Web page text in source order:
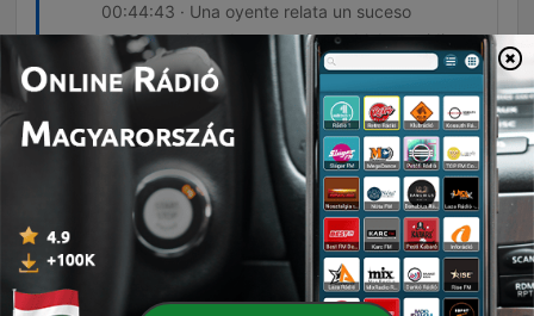
00:44:43 · Una oyente relata un suceso
paranormal donde una amiga hablaba en idiomas
desconocidos mientras estaba hospitalizada.
3381
Horror De La Noche Horror De La Noche La
Noche martes 04-08-2026
En este episodio, exploramos diversos sucesos paranormales y encuentros espirituales, desde manifestaciones en la Universidad Autónoma vinculadas a prácticas de anatomía hasta relatos de presencias en reuniones familiares. El programa también aborda historias de ayuda espiritual tras accidentes, avistamientos de entidades masivas en Aguascalientes y testimonios sobre dones espirituales y lenguas desconocidas.
05 aug. 2026